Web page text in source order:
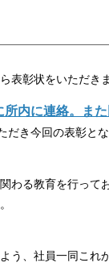
表彰状をいただき
内に連絡。ま
き今回の表彰とな
わる教育を行って
う、社員一同これ